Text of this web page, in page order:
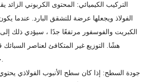
الفولاذ ويجعلها عرضة للتشقق البارد. عندما
الكبريت والفوسفور مرتفعًا جدًا ، سيؤدي ذلك
هشًا. التوزيع غير المتكافئ لعناصر السبائك